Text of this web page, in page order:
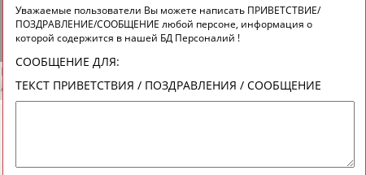
Екатерина
АБРАМОВА
Ирина
АБРАМОВА
АБРАМОВА
Уважаемые пользователи Вы можете написать ПРИВЕТСТВИЕ/
ПОЗДРАВЛЕНИЕ/СООБЩЕНИЕ любой персоне, информация о
которой содержится в нашей БД Персоналий !
СООБЩЕНИЕ ДЛЯ:
ТЕКСТ ПРИВЕТСТВИЯ / ПОЗДРАВЛЕНИЯ / СООБЩЕНИЕ